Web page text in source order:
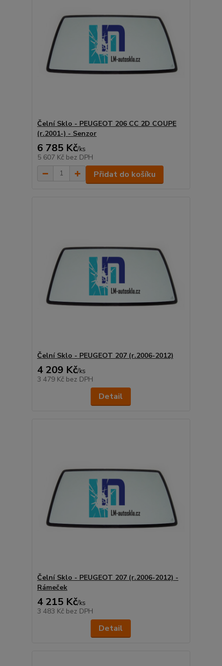
Čelní Sklo - PEUGEOT 206 CC 2D COUPE
(r.2001-) - Senzor
6 785 Kč/ks
5 607 Kč bez DPH
Přidat do košíku
Čelní Sklo - PEUGEOT 207 (r.2006-2012)
4 209 Kč/ks
3 479 Kč bez DPH
Detail
Čelní Sklo - PEUGEOT 207 (r.2006-2012) -
Rámeček
4 215 Kč/ks
3 483 Kč bez DPH
Detail